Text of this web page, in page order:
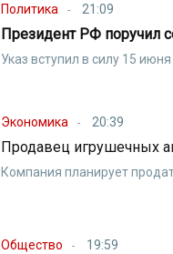
Политика 21:09
Президент РФ поручил
Указ вступил в силу 15 июня
Экономика 20:39
Продавец игрушечных
Компания планирует
Общество 19:59